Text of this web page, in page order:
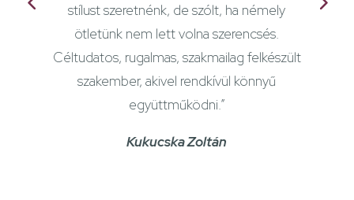
stílust szeretnénk, de szólt, ha némely
ötletünk nem lett volna szerencsés.
Céltudatos, rugalmas, szakmailag felkészült
szakember, akivel rendkívül könnyű
együttműködni.”
Kukucska Zoltán